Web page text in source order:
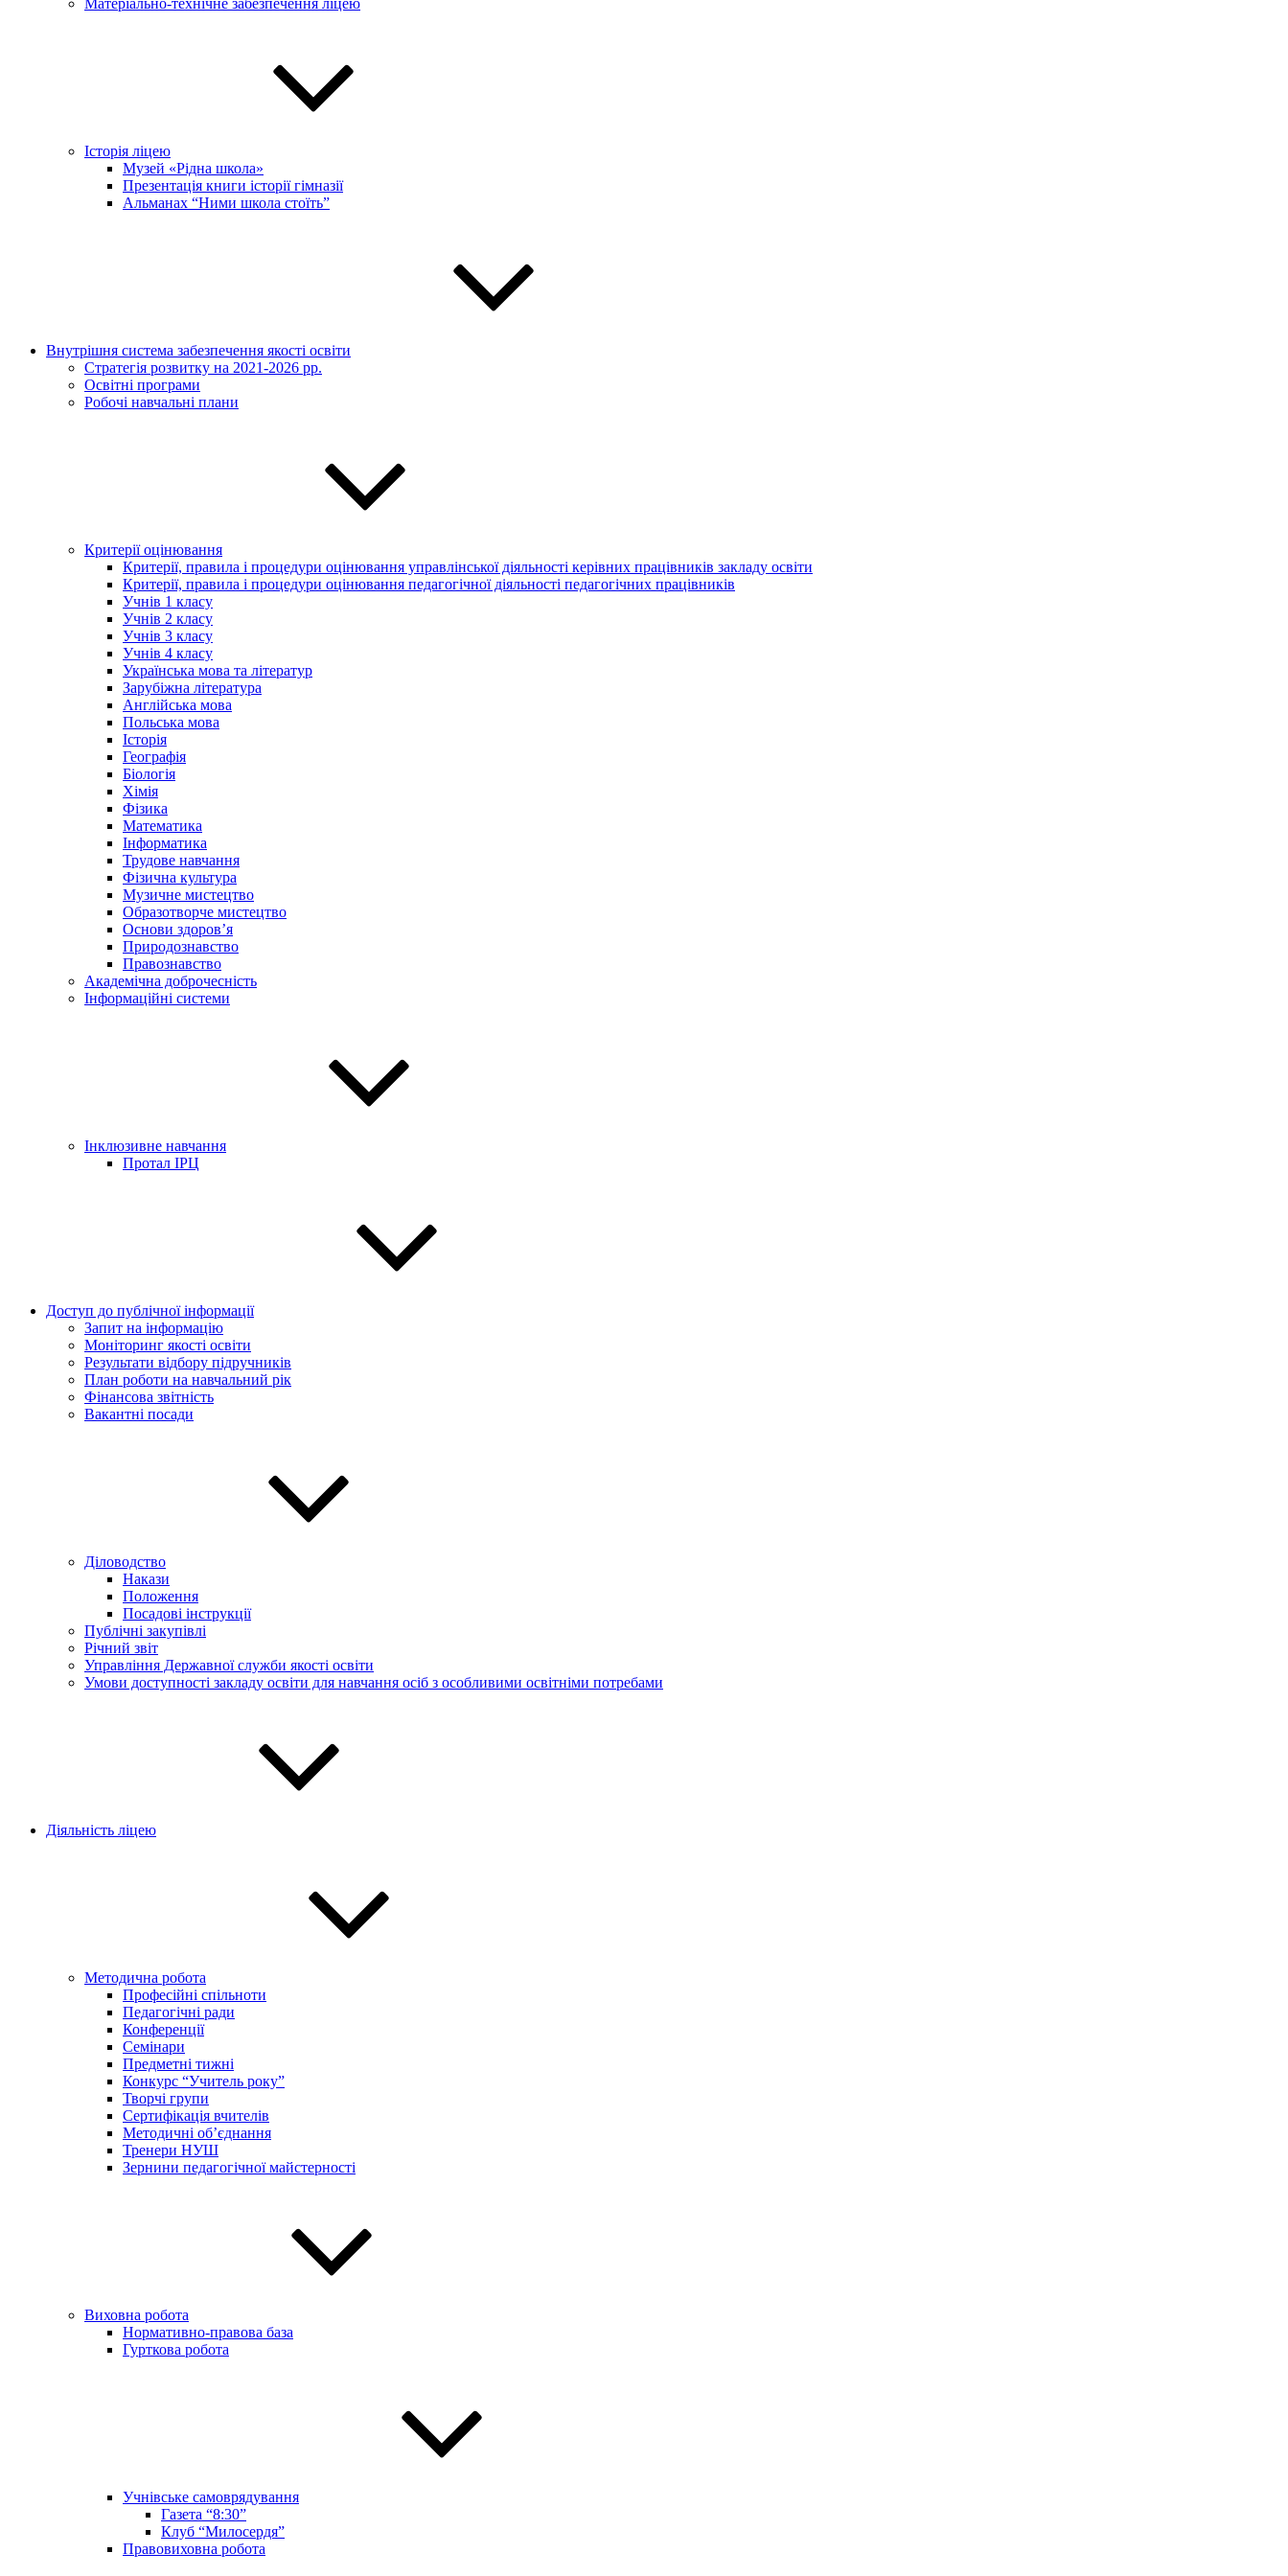
Матеріально-технічне забезпечення ліцею
Історія ліцею
Музей «Рідна школа»
Презентація книги історії гімназії
Альманах “Ними школа стоїть”
Внутрішня система забезпечення якості освіти
Стратегія розвитку на 2021-2026 рр.
Освітні програми
Робочі навчальні плани
Критерії оцінювання
Критерії, правила і процедури оцінювання управлінської діяльності керівних працівників закладу освіти
Критерії, правила і процедури оцінювання педагогічної діяльності педагогічних працівників
Учнів 1 класу
Учнів 2 класу
Учнів 3 класу
Учнів 4 класу
Українська мова та літератур
Зарубіжна література
Англійська мова
Польська мова
Історія
Географія
Біологія
Хімія
Фізика
Математика
Інформатика
Трудове навчання
Фізична культура
Музичне мистецтво
Образотворче мистецтво
Основи здоров’я
Природознавство
Правознавство
Академічна доброчесність
Інформаційні системи
Інклюзивне навчання
Протал ІРЦ
Доступ до публічної інформації
Запит на інформацію
Моніторинг якості освіти
Результати відбору підручників
План роботи на навчальний рік
Фінансова звітність
Вакантні посади
Діловодство
Накази
Положення
Посадові інструкції
Публічні закупівлі
Річний звіт
Управління Державної служби якості освіти
Умови доступності закладу освіти для навчання осіб з особливими освітніми потребами
Діяльність ліцею
Методична робота
Професійні спільноти
Педагогічні ради
Конференції
Семінари
Предметні тижні
Конкурс “Учитель року”
Творчі групи
Сертифікація вчителів
Методичні об’єднання
Тренери НУШ
Зернини педагогічної майстерності
Виховна робота
Нормативно-правова база
Гурткова робота
Учнівське самоврядування
Газета “8:30”
Клуб “Милосердя”
Правовиховна робота